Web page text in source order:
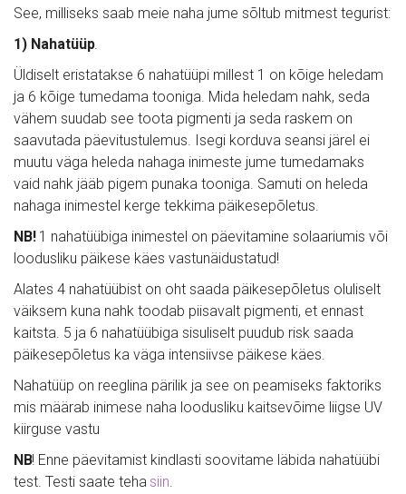
See, milliseks saab meie naha jume sõltub mitmest tegurist:
1) Nahatüüp.
Üldiselt eristatakse 6 nahatüüpi millest 1 on kõige heledam
ja 6 kõige tumedama tooniga. Mida heledam nahk, seda
vähem suudab see toota pigmenti ja seda raskem on
saavutada päevitustulemus. Isegi korduva seansi järel ei
muutu väga heleda nahaga inimeste jume tumedamaks
vaid nahk jääb pigem punaka tooniga. Samuti on heleda
nahaga inimestel kerge tekkima päikesepõletus.
NB! 1 nahatüübiga inimestel on päevitamine solaariumis või
loodusliku päikese käes vastunäidustatud!
Alates 4 nahatüübist on oht saada päikesepõletus oluliselt
väiksem kuna nahk toodab piisavalt pigmenti, et ennast
kaitsta. 5 ja 6 nahatüübiga sisuliselt puudub risk saada
päikesepõletus ka väga intensiivse päikese käes.
Nahatüüp on reeglina pärilik ja see on peamiseks faktoriks
mis määrab inimese naha loodusliku kaitsevõime liigse UV
kiirguse vastu
NB! Enne päevitamist kindlasti soovitame läbida nahatüübi
test. Testi saate teha siin.